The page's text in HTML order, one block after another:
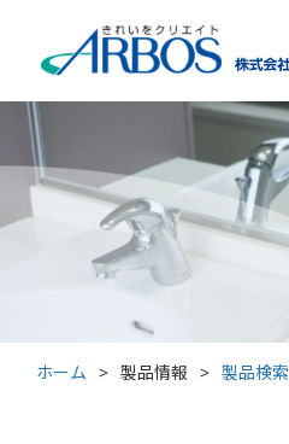
ホーム > 製品情報 > 製品検索